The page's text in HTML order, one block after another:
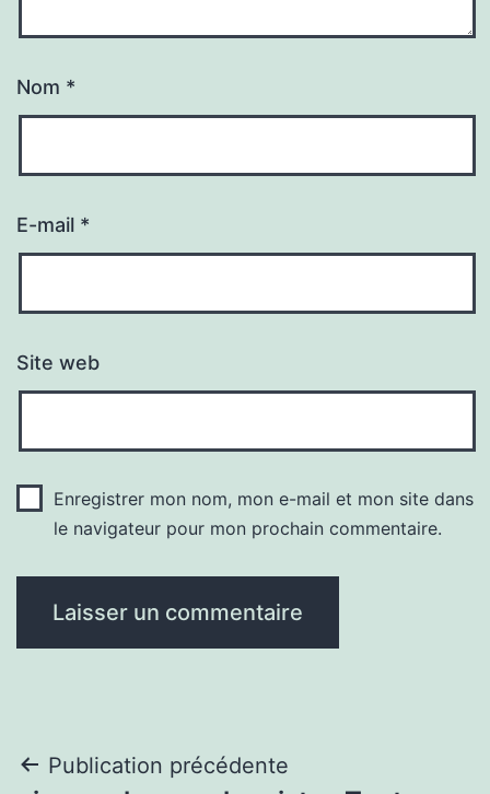
Nom *
E-mail *
Site web
Enregistrer mon nom, mon e-mail et mon site dans
le navigateur pour mon prochain commentaire.
Navigation
Publication précédente